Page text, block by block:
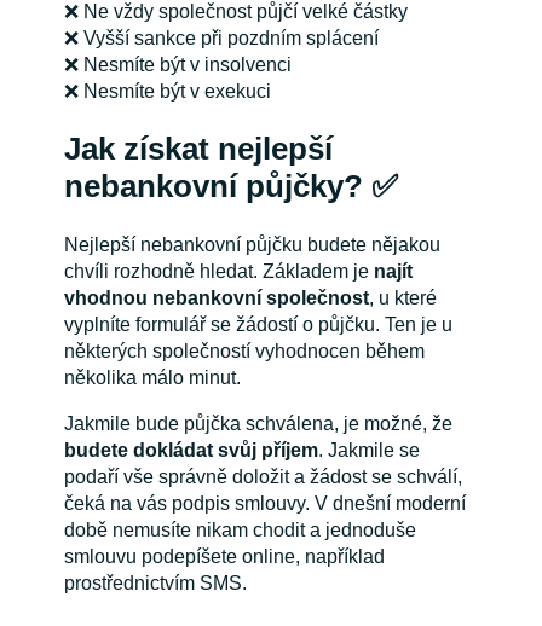
❌ Ne vždy společnost půjčí velké částky
❌ Vyšší sankce při pozdním splácení
❌ Nesmíte být v insolvenci
❌ Nesmíte být v exekuci
Jak získat nejlepší
nebankovní půjčky? ✅
Nejlepší nebankovní půjčku budete nějakou
chvíli rozhodně hledat. Základem je najít
vhodnou nebankovní společnost, u které
vyplníte formulář se žádostí o půjčku. Ten je u
některých společností vyhodnocen během
několika málo minut.
Jakmile bude půjčka schválena, je možné, že
budete dokládat svůj příjem. Jakmile se
podaří vše správně doložit a žádost se schválí,
čeká na vás podpis smlouvy. V dnešní moderní
době nemusíte nikam chodit a jednoduše
smlouvu podepíšete online, například
prostřednictvím SMS.